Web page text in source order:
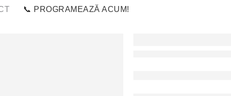
📞 PROGRAMEAZĂ ACUM!